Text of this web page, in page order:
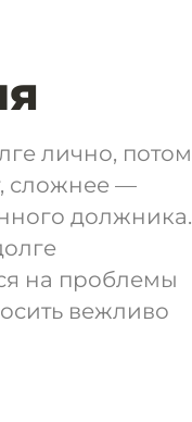
лично, потом
сложнее —
должника.
на проблемы
вежливо